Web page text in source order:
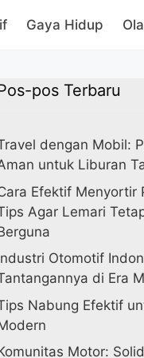
Gaya Hidup
pos Terbaru
dengan Mobil:
untuk Liburan
Efektif Menyortir
Agar Lemari
Otomotif
di Era
Nabung Efektif
Motor: